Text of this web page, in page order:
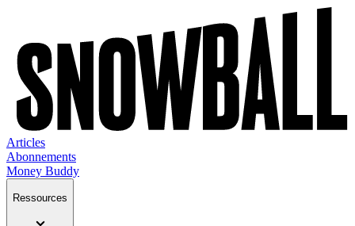
Articles
Abonnements
Money Buddy
Ressources